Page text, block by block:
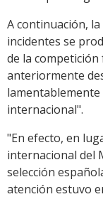
A continuación,
incidentes se
de la
anteriormente
internacional".
"En efecto, en
internacional del
selección
atención estuvo